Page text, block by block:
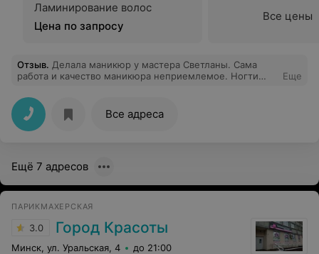
Ламинирование волос
Цена по запросу
Все цены
Отзыв. Делала маникюр у мастера Светланы. Сама
работа и качество маникюра неприемлемое. Ногти
кутикула бахромой, гель лак нанесен буграми с
просветами, вдобавок еще и отслоился весь. Потеряла
время и деньги.
Еще
Все адреса
Ещё 7 адресов
ПАРИКМАХЕРСКАЯ
3.0 Город Красоты
Минск, ул. Уральская, 4 до 21:00